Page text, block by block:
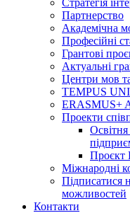
Стратегія
Партнерство
Академічна
Професійні
Грантові
Актуальні
Центри мов
TEMPUS
ERASMUS+
Проекти
Освітня
Проєкт
Міжнародні
Підписатися
можливостей
Контакти